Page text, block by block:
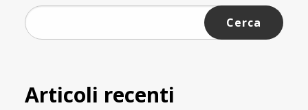
Ricerca
per:
Articoli recenti